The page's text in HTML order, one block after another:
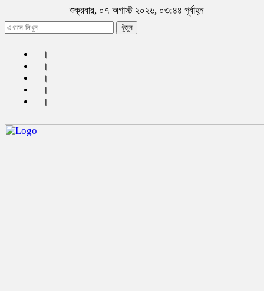
শুক্রবার, ০৭ অগাস্ট ২০২৬, ০৩:৪৪ পূর্বাহ্ন
খুঁজুন